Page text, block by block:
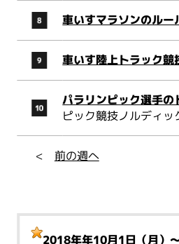
車いすマラソンのルー
車いす陸上トラック
パラリンピック選手の
ピック競技ノルディ
< 前の週へ
2018年年10月1日（月）